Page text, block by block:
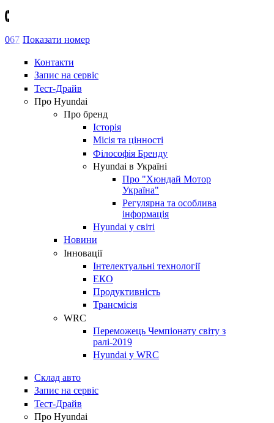
067 Показати номер
Контакти
Запис на сервіс
Тест-Драйв
Про Hyundai
Про бренд
Історія
Місія та цінності
Філософія Бренду
Hyundai в Україні
Про "Хюндай Мотор
Україна"
Регулярна та особлива
інформація
Hyundai у світі
Новини
Інновації
Інтелектуальні технології
ЕКО
Продуктивність
Трансмісія
WRC
Переможець Чемпіонату світу з
ралі-2019
Hyundai у WRC
Склад авто
Запис на сервіс
Тест-Драйв
Про Hyundai